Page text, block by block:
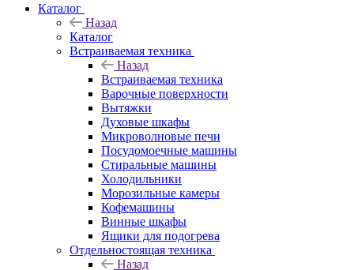
Каталог
Назад
Каталог
Встраиваемая техника
Назад
Встраиваемая техника
Варочные поверхности
Вытяжки
Духовые шкафы
Микроволновые печи
Посудомоечные машины
Стиральные машины
Холодильники
Морозильные камеры
Кофемашины
Винные шкафы
Ящики для подогрева
Отдельностоящая техника
Назад